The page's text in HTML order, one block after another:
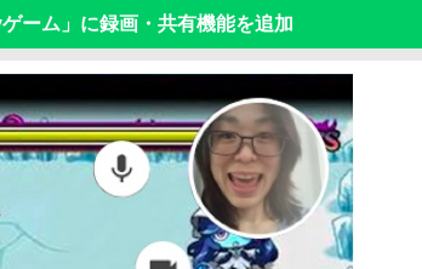
ーム」に録画・共有機能を追加